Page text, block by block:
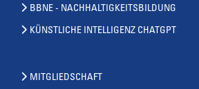
BBNE - NACHHALTIGKEITSBILDUNG
KÜNSTLICHE INTELLIGENZ CHATGPT
MITGLIEDSCHAFT